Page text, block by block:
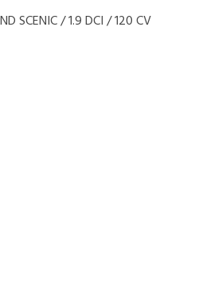
SCENIC / 1.9 DCI / 120 CV